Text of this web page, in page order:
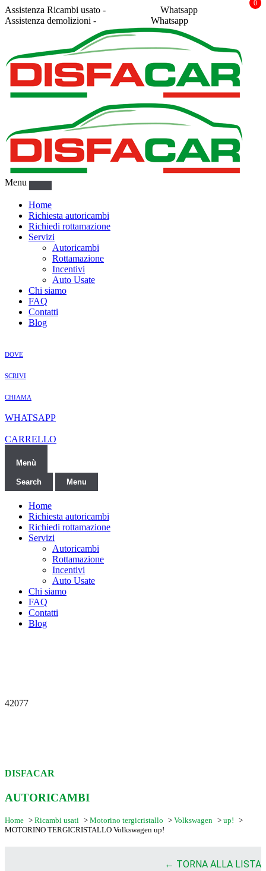
Assistenza Ricambi usato -
Whatsapp
Assistenza demolizioni -
Whatsapp
Menu
Home
Richiesta autoricambi
Richiedi rottamazione
Servizi
Autoricambi
Rottamazione
Incentivi
Auto Usate
Chi siamo
FAQ
Contatti
Blog
DOVE
SCRIVI
CHIAMA
WHATSAPP
0
CARRELLO
Menù
Search Menu
Home
Richiesta autoricambi
Richiedi rottamazione
Servizi
Autoricambi
Rottamazione
Incentivi
Auto Usate
Chi siamo
FAQ
Contatti
Blog
42077
DISFACAR
AUTORICAMBI
Home > Ricambi usati > Motorino tergicristallo > Volkswagen > up! >
MOTORINO TERGICRISTALLO Volkswagen up!
← TORNA ALLA LISTA